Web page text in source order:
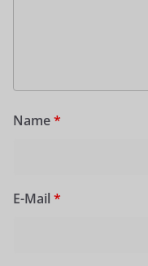
Name*
E-Mail *